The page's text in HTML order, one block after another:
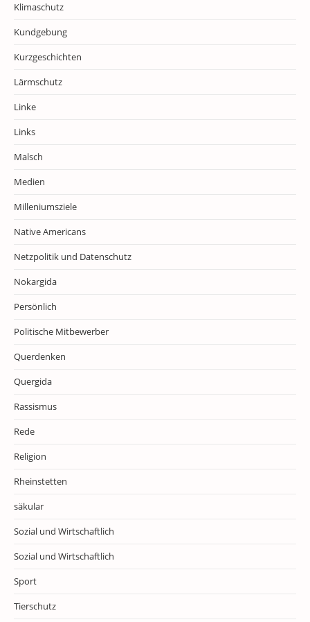
Klimaschutz
Kundgebung
Kurzgeschichten
Lärmschutz
Linke
Links
Malsch
Medien
Milleniumsziele
Native Americans
Netzpolitik und Datenschutz
Nokargida
Persönlich
Politische Mitbewerber
Querdenken
Quergida
Rassismus
Rede
Religion
Rheinstetten
säkular
Sozial und Wirtschaftlich
Sozial und Wirtschaftlich
Sport
Tierschutz